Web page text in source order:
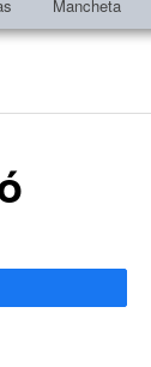
Mancheta